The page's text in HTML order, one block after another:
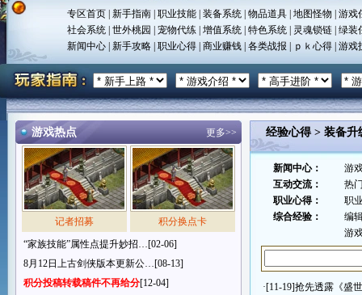
专区首页 |新手指南 |职业技能 |装备系统 |物品道具 |地图怪物 |游戏
社会系统 |世外桃园 |宠物代练 |增值系统 |特色系统 灵魂锁链 |绿装
新闻中心 |新手攻略 |职业心得 |商业赚钱 |各类战报 ｐｋ心得 |游戏
游戏热点 更多>>
记者招募
积分换点卡
“家族技能”属性点提升妙招…[02-06]
8月12日上古剑侠版本更新公…[08-13]
积分投稿转载稿件不再给分[12-04]
经验心得> 装备升
新闻中心：
游
互动交流：
热
职业心得：
职
综合经验：
编
游
·[11-19]抢先透露《盛